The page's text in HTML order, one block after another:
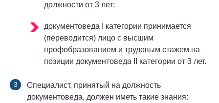
должности от 3 лет;
документоведа I категории принимается
(переводится) лицо с высшим
профобразованием и трудовым стажем на
позиции документоведа II категории от 3 лет.
Специалист, принятый на должность
документоведа, должен иметь такие знания: